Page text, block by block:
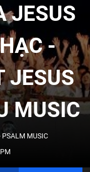
QUA
ÂM
NHẠC
JESUS
-
JESUS
MUSIC
PSALM MUSIC